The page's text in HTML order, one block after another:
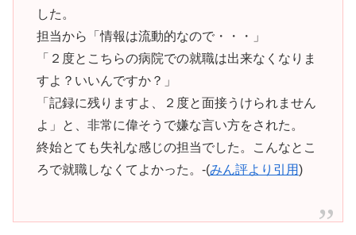
した。
担当から「情報は流動的なので・・・」
「２度とこちらの病院での就職は出来なくなりま
すよ？いいんですか？」
「記録に残りますよ、２度と面接うけられません
よ」と、非常に偉そうで嫌な言い方をされた。
終始とても失礼な感じの担当でした。こんなとこ
ろで就職しなくてよかった。-(みん評より引用)